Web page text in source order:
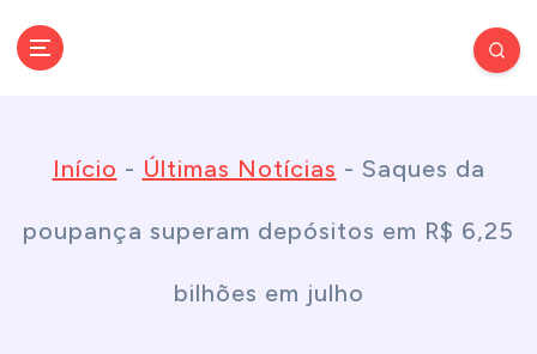
Início - Últimas Notícias - Saques da
poupança superam depósitos em R$ 6,25
bilhões em julho